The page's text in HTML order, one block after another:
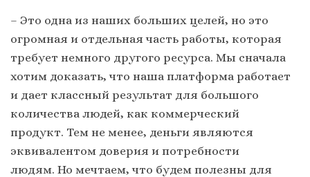
– Это одна из наших больших целей, но это
огромная и отдельная часть работы, которая
требует немного другого ресурса. Мы сначала
хотим доказать, что наша платформа работает
и дает классный результат для большого
количества людей, как коммерческий
продукт. Тем не менее, деньги являются
эквивалентом доверия и потребности
людям. Но мечтаем, что будем полезны для